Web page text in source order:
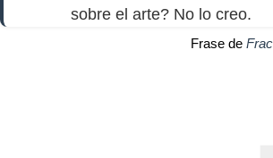
sobre el arte? No lo creo.
Frase de